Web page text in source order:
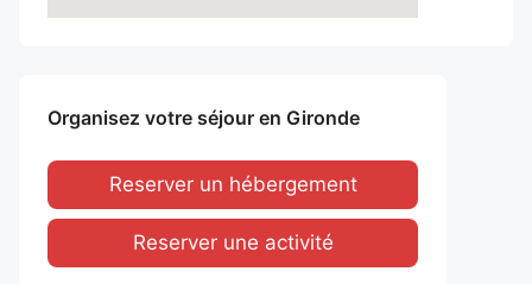
Organisez votre séjour en Gironde
Reserver un hébergement
Reserver une activité